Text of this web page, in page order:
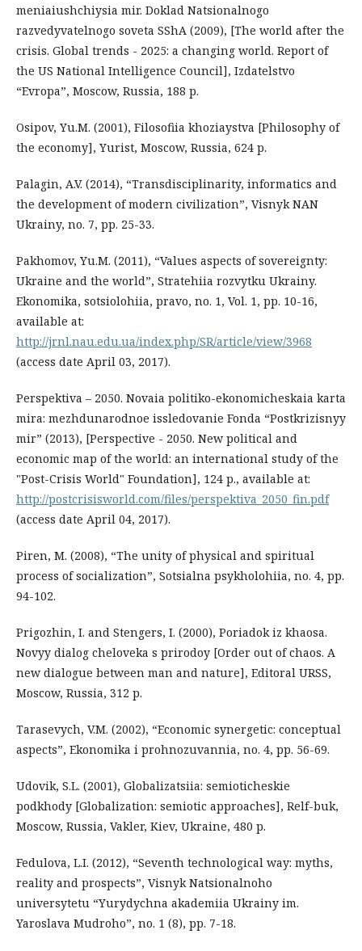
meniaiushchiysia mir. Doklad Natsionalnogo
razvedyvatelnogo soveta SShA (2009), [The world after the
crisis. Global trends - 2025: a changing world. Report of
the US National Intelligence Council], Izdatelstvo
“Evropa”, Moscow, Russia, 188 p.
Osipov, Yu.M. (2001), Filosofiia khoziaystva [Philosophy of
the economy], Yurist, Moscow, Russia, 624 p.
Palagin, A.V. (2014), “Transdisciplinarity, informatics and
the development of modern civilization”, Visnyk NAN
Ukrainy, no. 7, pp. 25-33.
Pakhomov, Yu.M. (2011), “Values aspects of sovereignty:
Ukraine and the world”, Stratehiia rozvytku Ukrainy.
Ekonomika, sotsiolohiia, pravo, no. 1, Vol. 1, pp. 10-16,
available at:
http://jrnl.nau.edu.ua/index.php/SR/article/view/3968
(access date April 03, 2017).
Perspektiva – 2050. Novaia politiko-ekonomicheskaia karta
mira: mezhdunarodnoe issledovanie Fonda “Postkrizisnyy
mir” (2013), [Perspective - 2050. New political and
economic map of the world: an international study of the
"Post-Crisis World" Foundation], 124 p., available at:
http://postcrisisworld.com/files/perspektiva_2050_fin.pdf
(access date April 04, 2017).
Piren, M. (2008), “The unity of physical and spiritual
process of socialization”, Sotsialna psykholohiia, no. 4, pp.
94-102.
Prigozhin, I. and Stengers, I. (2000), Poriadok iz khaosa.
Novyy dialog cheloveka s prirodoy [Order out of chaos. A
new dialogue between man and nature], Editoral URSS,
Moscow, Russia, 312 p.
Tarasevych, V.M. (2002), “Economic synergetic: conceptual
aspects”, Ekonomika i prohnozuvannia, no. 4, pp. 56-69.
Udovik, S.L. (2001), Globalizatsiia: semioticheskie
podkhody [Globalization: semiotic approaches], Relf-buk,
Moscow, Russia, Vakler, Kiev, Ukraine, 480 p.
Fedulova, L.I. (2012), “Seventh technological way: myths,
reality and prospects”, Visnyk Natsionalnoho
universytetu “Yurydychna akademiia Ukrainy im.
Yaroslava Mudroho”, no. 1 (8), pp. 7-18.